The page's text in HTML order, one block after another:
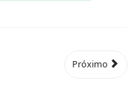
Próximo